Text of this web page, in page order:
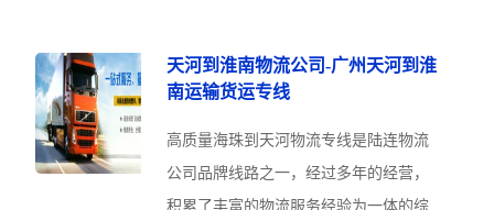
天河到淮南物流公司-广州天河到淮
南运输货运专线
高质量海珠到天河物流专线是陆连物流
公司品牌线路之一，经过多年的经营，
积累了丰富的物流服务经验为一体的综